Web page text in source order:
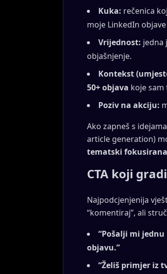
Kuka: rečenica
moje LinkedIn
Vrijednost: jedna
objašnjenje.
Kontekst
50+ objava koje sam
Poziv na akciju:
Ako zapneš s
article generation)
tematski
CTA koji
Najpodcjenjenija
“komentiraj”, ali
“Pošalji mi
objavu.”
“Želiš primjer iz